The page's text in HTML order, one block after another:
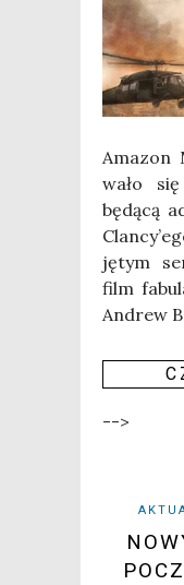
Ama­zon
wa­ło
będą­cą
ję­tym
film
Andrew
-->